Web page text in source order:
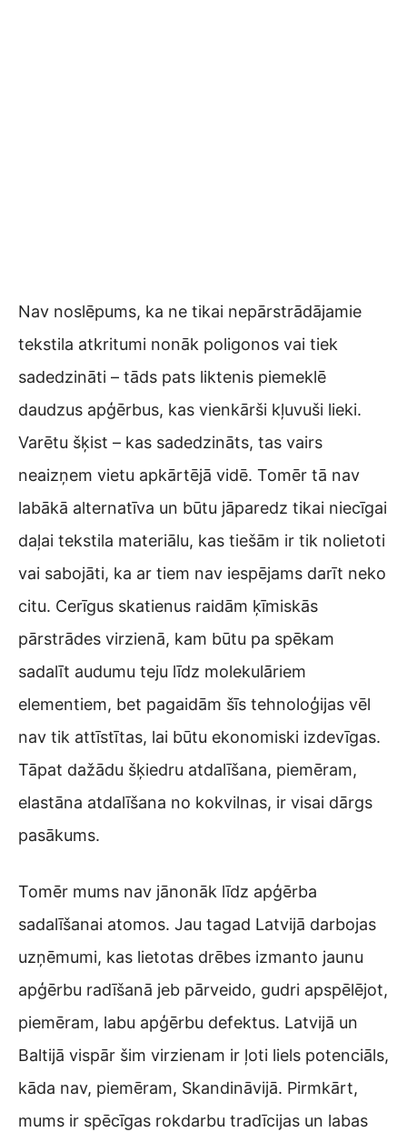
Nav noslēpums, ka ne tikai nepārstrādājamie
tekstila atkritumi nonāk poligonos vai tiek
sadedzināti – tāds pats liktenis piemeklē
daudzus apģērbus, kas vienkārši kļuvuši lieki.
Varētu šķist – kas sadedzināts, tas vairs
neaizņem vietu apkārtējā vidē. Tomēr tā nav
labākā alternatīva un būtu jāparedz tikai niecīgai
daļai tekstila materiālu, kas tiešām ir tik nolietoti
vai sabojāti, ka ar tiem nav iespējams darīt neko
citu. Cerīgus skatienus raidām ķīmiskās
pārstrādes virzienā, kam būtu pa spēkam
sadalīt audumu teju līdz molekulāriem
elementiem, bet pagaidām šīs tehnoloģijas vēl
nav tik attīstītas, lai būtu ekonomiski izdevīgas.
Tāpat dažādu šķiedru atdalīšana, piemēram,
elastāna atdalīšana no kokvilnas, ir visai dārgs
pasākums.
Tomēr mums nav jānonāk līdz apģērba
sadalīšanai atomos. Jau tagad Latvijā darbojas
uzņēmumi, kas lietotas drēbes izmanto jaunu
apģērbu radīšanā jeb pārveido, gudri apspēlējot,
piemēram, labu apģērbu defektus. Latvijā un
Baltijā vispār šim virzienam ir ļoti liels potenciāls,
kāda nav, piemēram, Skandināvijā. Pirmkārt,
mums ir spēcīgas rokdarbu tradīcijas un labas